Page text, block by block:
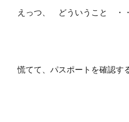
えっつ、 どういうこと ・
慌てて、パスポートを確認す